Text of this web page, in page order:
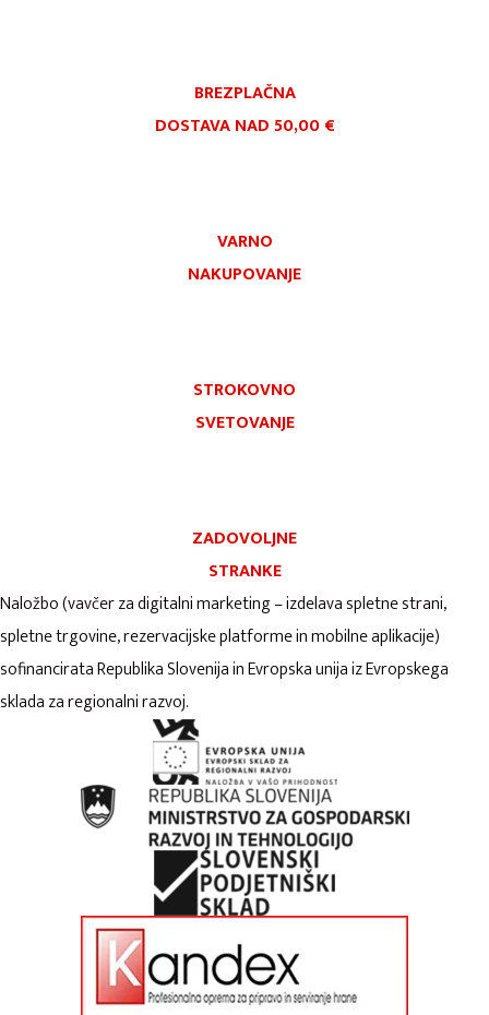
BREZPLAČNA
DOSTAVA NAD 50,00 €
VARNO
NAKUPOVANJE
STROKOVNO
SVETOVANJE
ZADOVOLJNE
STRANKE
Naložbo (vavčer za digitalni marketing – izdelava spletne strani,
spletne trgovine, rezervacijske platforme in mobilne aplikacije)
sofinancirata Republika Slovenija in Evropska unija iz Evropskega
sklada za regionalni razvoj.